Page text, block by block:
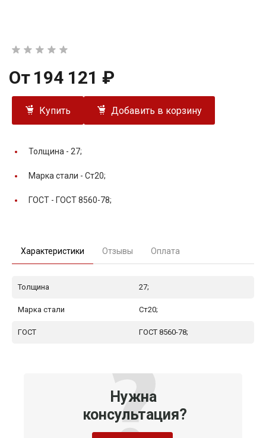
От 194 121 ₽
Купить Добавить в корзину
Толщина - 27;
Марка стали - Ст20;
ГОСТ - ГОСТ 8560-78;
Характеристики Отзывы Оплата
Толщина 27;
Марка стали Ст20;
ГОСТ ГОСТ 8560-78;
Нужна
консультация?